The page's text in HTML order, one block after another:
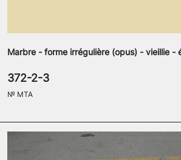
Marbre - forme irrégulière (opus) - vieillie -
372-2-3
№ MTA